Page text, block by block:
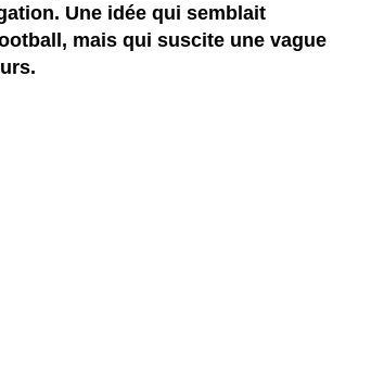
Une idée qui semblait
mais qui suscite une vague